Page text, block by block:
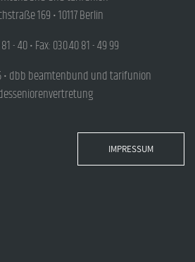
169 • 10117 Berlin
- 40 • Fax: 030.40 81 - 49 99
• dbb beamtenbund und tarifunion
IMPRESSUM